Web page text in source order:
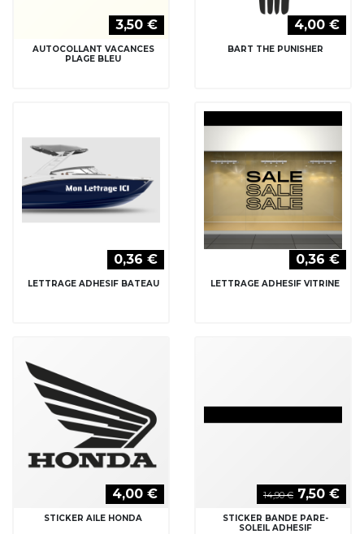
3,50 €
AUTOCOLLANT VACANCES
PLAGE BLEU
4,00 €
BART THE PUNISHER
0,36 €
LETTRAGE ADHESIF BATEAU
0,36 €
LETTRAGE ADHESIF VITRINE
4,00 €
STICKER AILE HONDA
14,90 € 7,50 €
STICKER BANDE PARE-
SOLEIL ADHESIF